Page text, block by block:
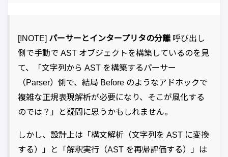
[!NOTE] パーサーとインタープリタの分離 呼び出し
側で手動で AST オブジェクトを構築しているのを見
て、「文字列から AST を構築するパーサー
（Parser）側で、結局 Before のようなアドホックで
複雑な正規表現解析が必要になり、そこが風化する
のでは？」と疑問に思うかもしれません。
しかし、設計上は「構文解析（文字列を AST に変換
する）」と「解釈実行（AST を再帰評価する）」は